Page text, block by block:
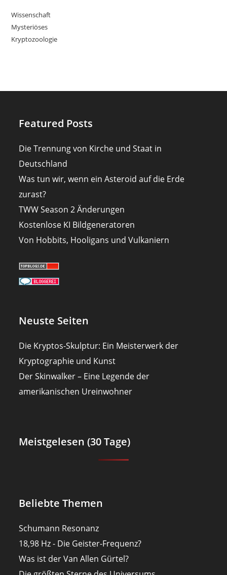
Wissenschaft
Mysteriöses
Kryptozoologie
Featured Posts
Die Trennung von Kirche und Staat in
Deutschland
Was tun wir, wenn ein Asteroid auf die Erde
zurast?
TWW Season 2 Änderungen
Kostenlose KI Bildgeneratoren
Von Hobbits, Hooligans und Vulkaniern
Neuste Seiten
Die Kryptos-Skulptur: Ein Meisterwerk der
Kryptographie und Kunst
Der Skinwalker – Eine Legende der
amerikanischen Ureinwohner
Meistgelesen (30 Tage)
Beliebte Themen
Schumann Resonanz
18,98 Hz - Die Geister-Frequenz?
Was ist der Van Allen Gürtel?